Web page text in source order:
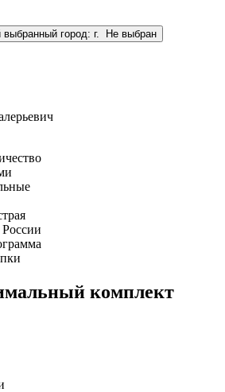
город: г.
Не выбран
России
комплект